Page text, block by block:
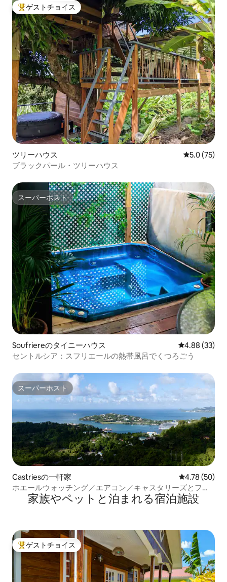
大好評のゲストチョイスです。
ゲストチョイス
ツリーハウス レビュー75
5.0 (75)
ブラックパール・ツリーハウス
スーパーホスト
スーパーホスト
Soufriereのタイニーハウス レビュー33
4.88 (33)
セントルシア：スフリエールの熱帯風呂でくつろごう
スーパーホスト
スーパーホスト
Castriesの一軒家 レビュー50
4.78 (50)
ホエールウォッチング／エアコン／キャスタリーズとフェ
リーまで2分
家族やペットと泊まれる宿泊施設
大好評のゲストチョイスです。
ゲストチョイス